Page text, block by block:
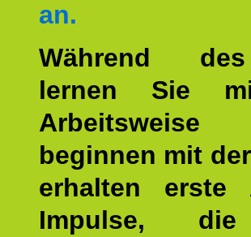
an.
Während
lernen Sie
beginnen mit
erhalten erste
Impulse,